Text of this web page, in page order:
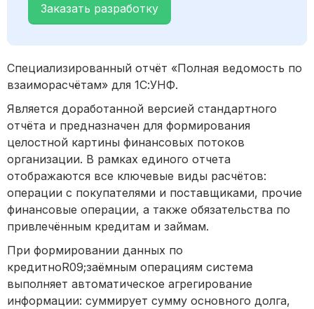
Заказать разработку
Специализированный отчёт «Полная ведомость по
взаиморасчётам» для 1С:УНФ.
Является доработанной версией стандартного
отчёта и предназначен для формирования
целостной картины финансовых потоков
организации. В рамках единого отчета
отображаются все ключевые виды расчётов:
операции с покупателями и поставщиками, прочие
финансовые операции, а также обязательства по
привлечённым кредитам и займам.
При формировании данных по
кредитноR09;заёмным операциям система
выполняет автоматическое агрегирование
информации: суммирует сумму основного долга,